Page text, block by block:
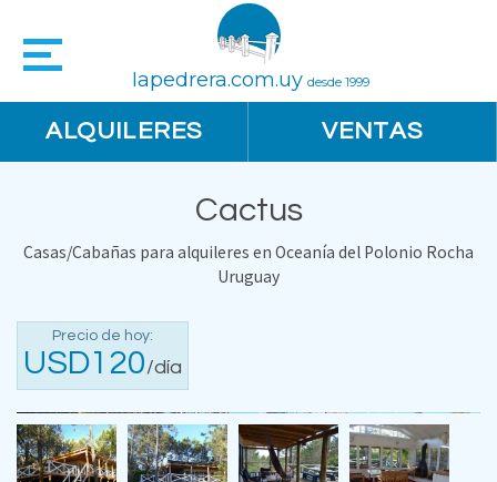
lapedrera.com.uy desde 1999
ALQUILERES VENTAS
Cactus
Casas/Cabañas para alquileres en Oceanía del Polonio Rocha
Uruguay
Precio de hoy:
USD120/día